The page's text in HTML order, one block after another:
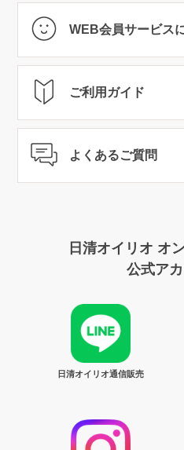
WEB会員サービス
ご利用ガイド
よくあるご質問
日清オイリオ オ
公式ア
日清オイリオ通信販売